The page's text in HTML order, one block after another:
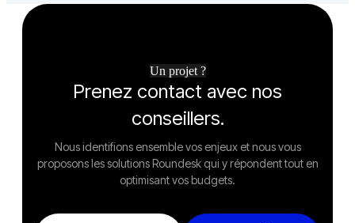
Un projet ?
Prenez contact avec nos
conseillers.
Nous identifions ensemble vos enjeux et nous vous
proposons les solutions Roundesk qui y répondent tout en
optimisant vos budgets.